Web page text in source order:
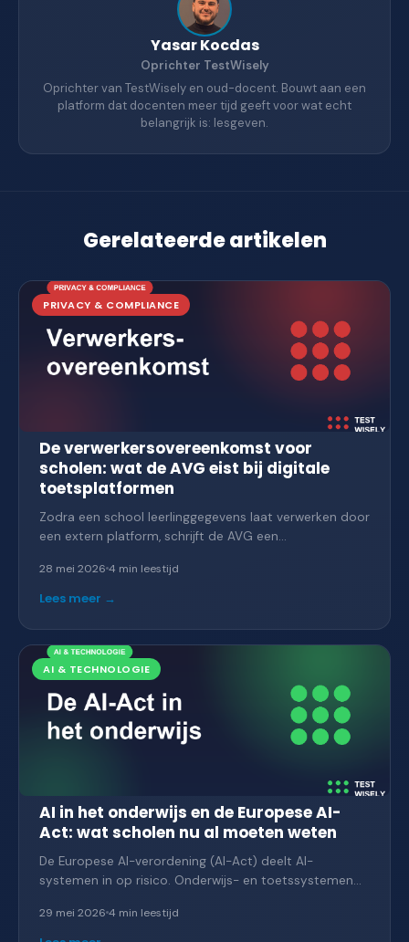
Yasar Kocdas
Oprichter TestWisely
Oprichter van TestWisely en oud-docent. Bouwt aan een
platform dat docenten meer tijd geeft voor wat echt
belangrijk is: lesgeven.
Gerelateerde artikelen
PRIVACY & COMPLIANCE
De verwerkersovereenkomst voor
scholen: wat de AVG eist bij digitale
toetsplatformen
Zodra een school leerlinggegevens laat verwerken door
een extern platform, schrijft de AVG een
wanneer is het verplicht en welke afspraken horen erin?
Een praktische uitleg voor scholen.
28 mei 2026 4 min leestijd
Lees meer →
AI & TECHNOLOGIE
AI in het onderwijs en de Europese AI-
Act: wat scholen nu al moeten weten
De Europese AI-verordening (AI-Act) deelt AI-
systemen in op risico. Onderwijs- en toetssystemen
scholen die AI gebruiken, en welke eisen komen eraan?
29 mei 2026 4 min leestijd